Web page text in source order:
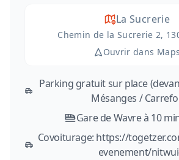
La Sucrerie
Chemin de la Sucrerie 2,
Ouvrir dans Maps
Parking gratuit sur place
Mésanges /
Gare de Wavre à 10
Covoiturage: https://
evenement/